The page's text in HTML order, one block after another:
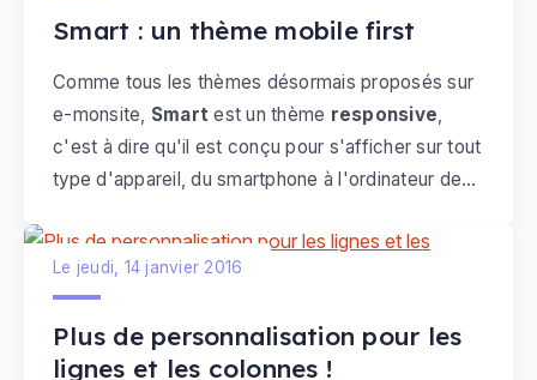
web.
Smart : un thème mobile first
Comme tous les thèmes désormais proposés sur
e-monsite, Smart est un thème responsive
c'est à dire qu'il est conçu pour s'afficher sur tout
type d'appareil, du smartphone à l'ordinateur de
pour les webmasters qui souhaitent le tester, ce
thème sera disponible pour tous à la rentrée !
Plus de personnalisation pour les
lignes et les colonnes !
Le jeudi, 14 janvier 2016